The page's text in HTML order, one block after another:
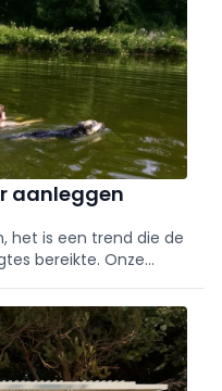
aanleggen
het is een trend die de
bereikte. Onze
tuindromen van
hoorde daar